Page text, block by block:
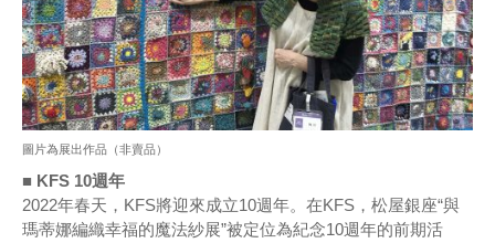
圖片為展出作品（非賣品）
■ KFS 10週年
2022年春天，KFS將迎來成立10週年。在KFS，松屋銀座“與
瑪蒂娜編織幸福的魔法紗展”被定位為紀念10週年的前期活